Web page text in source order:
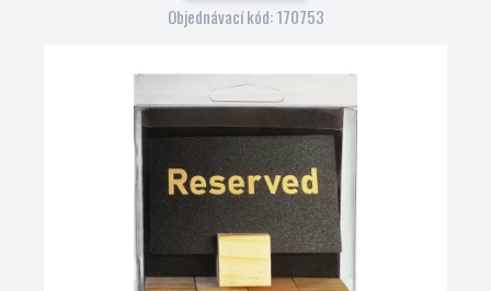
Objednávací kód: 170753